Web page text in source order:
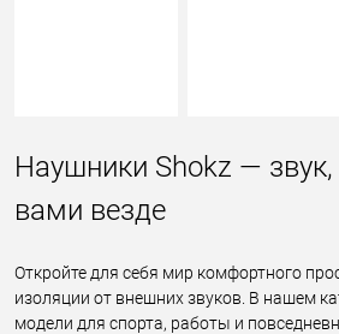
Наушники Shokz —
вами везде
Откройте для себя мир комфортного
изоляции от внешних звуков. В нашем
модели для спорта, работы и